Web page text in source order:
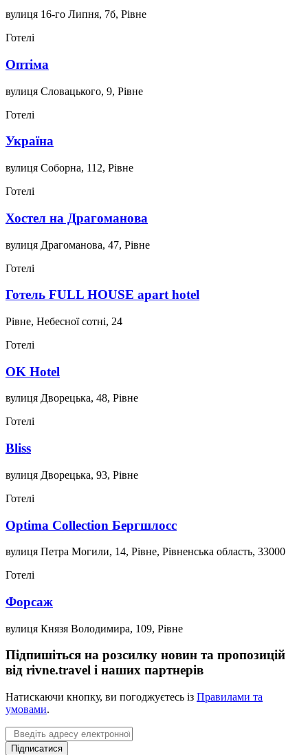
вулиця 16-го Липня, 7б, Рівне
Готелі
Оптіма
вулиця Словацького, 9, Рівне
Готелі
Україна
вулиця Соборна, 112, Рівне
Готелі
Хостел на Драгоманова
вулиця Драгоманова, 47, Рівне
Готелі
Готель FULL HOUSE apart hotel
Рівне, Небесної сотні, 24
Готелі
OK Hotel
вулиця Дворецька, 48, Рівне
Готелі
Bliss
вулиця Дворецька, 93, Рівне
Готелі
Optima Collection Бергшлосс
вулиця Петра Могили, 14, Рівне, Рівненська область, 33000
Готелі
Форсаж
вулиця Князя Володимира, 109, Рівне
Підпишіться на розсилку новин та пропозицій
від rivne.travel і наших партнерів
Натискаючи кнопку, ви погоджуєтесь із Правилами та
умовами.
Email
Підписатися